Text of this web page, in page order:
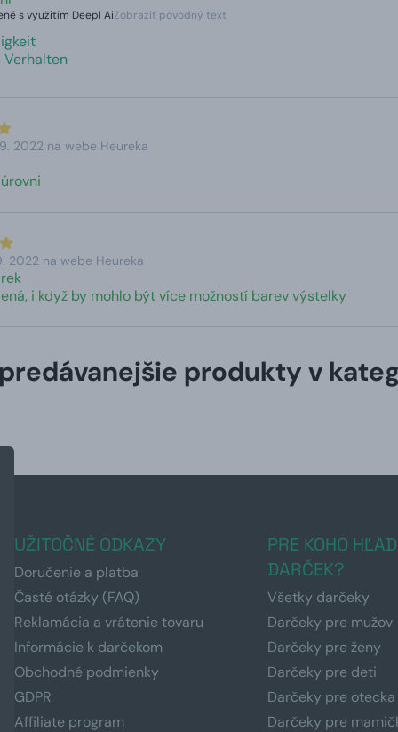
s využitím Deepl AiZobraziť pôvodný text
Verhalten
2022 na webe Heureka
2022 na webe Heureka
i když by mohlo být více možností barev výstelky
produkty v
UŽITOČNÉ ODKAZY
Doručenie a platba
Časté otázky (FAQ)
Reklamácia a vrátenie tovaru
Informácie k darčekom
Obchodné podmienky
GDPR
Affiliate program
PRE KOHO
DARČEK?
Všetky darčeky
Darčeky pre mužov
Darčeky pre ženy
Darčeky pre deti
Darčeky pre otecka
Darčeky pre